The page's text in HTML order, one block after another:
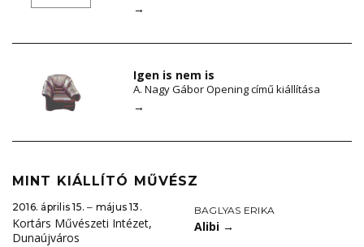
→
Igen is nem is
A. Nagy Gábor Opening című kiállítása
→
MINT KIÁLLÍTÓ MŰVÉSZ
2016. április 15. ‒ május 13.
Kortárs Művészeti Intézet,
Dunaújváros
BAGLYAS ERIKA
Alibi →